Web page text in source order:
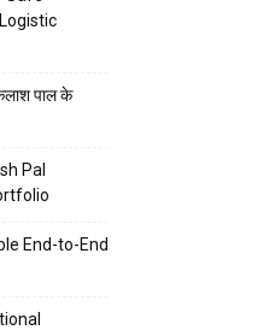
पाल के
Pal
End-to-End